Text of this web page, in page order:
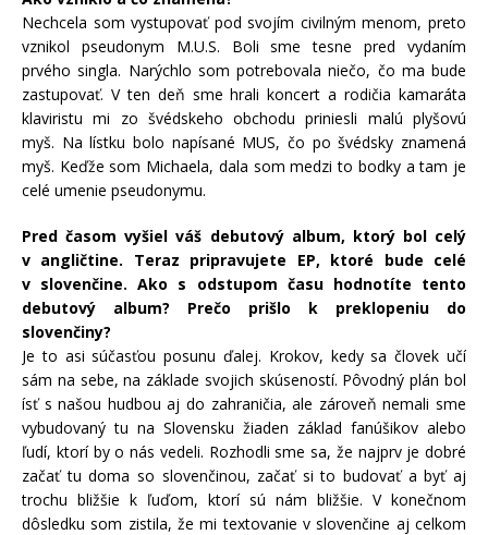
Nechcela som vystupovať pod svojím civilným menom, preto
vznikol pseudonym M.U.S. Boli sme tesne pred vydaním
prvého singla. Narýchlo som potrebovala niečo, čo ma bude
zastupovať. V ten deň sme hrali koncert a rodičia kamaráta
klaviristu mi zo švédskeho obchodu priniesli malú plyšovú
myš. Na lístku bolo napísané MUS, čo po švédsky znamená
myš. Keďže som Michaela, dala som medzi to bodky a tam je
celé umenie pseudonymu.
Pred časom vyšiel váš debutový album, ktorý bol celý
v angličtine. Teraz pripravujete EP, ktoré bude celé
v slovenčine. Ako s odstupom času hodnotíte tento
debutový album? Prečo prišlo k preklopeniu do
slovenčiny?
Je to asi súčasťou posunu ďalej. Krokov, kedy sa človek učí
sám na sebe, na základe svojich skúseností. Pôvodný plán bol
ísť s našou hudbou aj do zahraničia, ale zároveň nemali sme
vybudovaný tu na Slovensku žiaden základ fanúšikov alebo
ľudí, ktorí by o nás vedeli. Rozhodli sme sa, že najprv je dobré
začať tu doma so slovenčinou, začať si to budovať a byť aj
trochu bližšie k ľuďom, ktorí sú nám bližšie. V konečnom
dôsledku som zistila, že mi textovanie v slovenčine aj celkom